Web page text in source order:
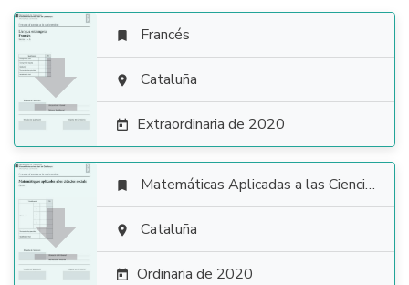

 Francés
 Cataluña
 Extraordinaria de 2020

 Matemáticas Aplicadas a las Ciencias Sociales
 Cataluña
 Ordinaria de 2020